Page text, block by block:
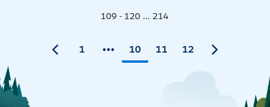
109 - 120 ... 214
1 10 11 12